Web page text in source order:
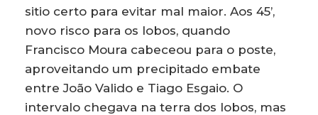
sitio certo para evitar mal maior. Aos 45’,
novo risco para os lobos, quando
Francisco Moura cabeceou para o poste,
aproveitando um precipitado embate
entre João Valido e Tiago Esgaio. O
intervalo chegava na terra dos lobos, mas